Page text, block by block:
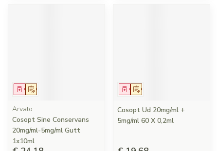
Op voorschrift
Geneesmiddel
Arvato
Cosopt Sine Conservans
20mg/ml-5mg/ml Gutt
1x10ml
Op voorschrift
Geneesmiddel
Cosopt Ud 20mg/ml +
5mg/ml 60 X 0,2ml